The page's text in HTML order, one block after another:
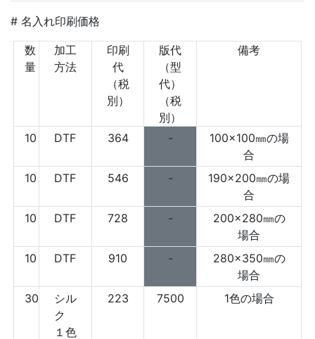
# 名入れ印刷価格
数
量
加工
方法
印刷
代
（税
別）
版代
（型
代）
（税
別）
備考
10 DTF 364 -
100×100㎜の場
合
10
DTF 546 -
190×200㎜の場
合
10
DTF 728 -
200×280㎜の
場合
10
DTF 910 -
280×350㎜の
場合
30
シル
ク
１色
223 7500 1色の場合